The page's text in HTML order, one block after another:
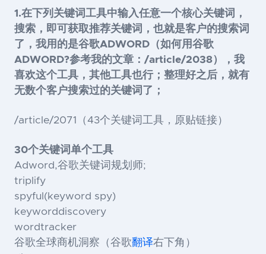
1.在下列关键词工具中输入任意一个核心关键词，
搜索，即可获取推荐关键词，也就是客户的搜索词
了，我用的是谷歌ADWORD（如何用谷歌
ADWORD?参考我的文章：/article/2038），我
喜欢这个工具，其他工具也行； 整理好之后，就有
无数个客户搜索过的关键词了；
/article/2071（43个关键词工具，原贴链接）
30个关键词单个工具
Adword,谷歌关键词规划师;
triplify
spyful(keyword spy)
keyworddiscovery
wordtracker
谷歌全球商机洞察（谷歌翻译右下角）